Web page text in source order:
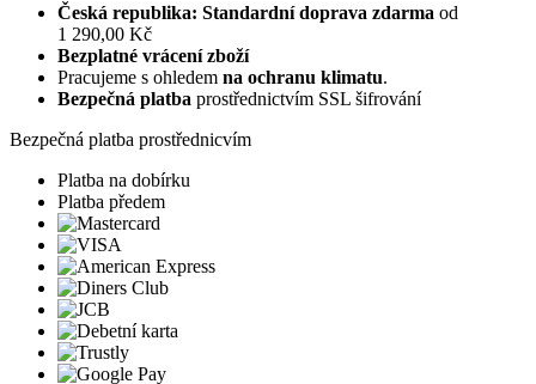
Česká republika: Standardní doprava zdarma od
1 290,00 Kč
Bezplatné vrácení zboží
Pracujeme s ohledem na ochranu klimatu.
Bezpečná platba prostřednictvím SSL šifrování
Bezpečná platba prostřednicvím
Platba na dobírku
Platba předem